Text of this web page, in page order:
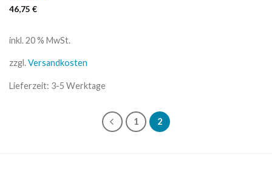
46,75 €
inkl. 20 % MwSt.
zzgl.Versandkosten
Lieferzeit: 3-5 Werktage
1 2